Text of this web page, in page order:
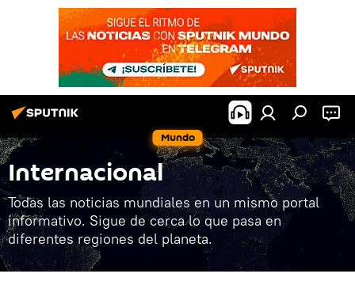
Mundo
Internacional
Todas las noticias mundiales en un mismo portal
informativo. Sigue de cerca lo que pasa en
diferentes regiones del planeta.